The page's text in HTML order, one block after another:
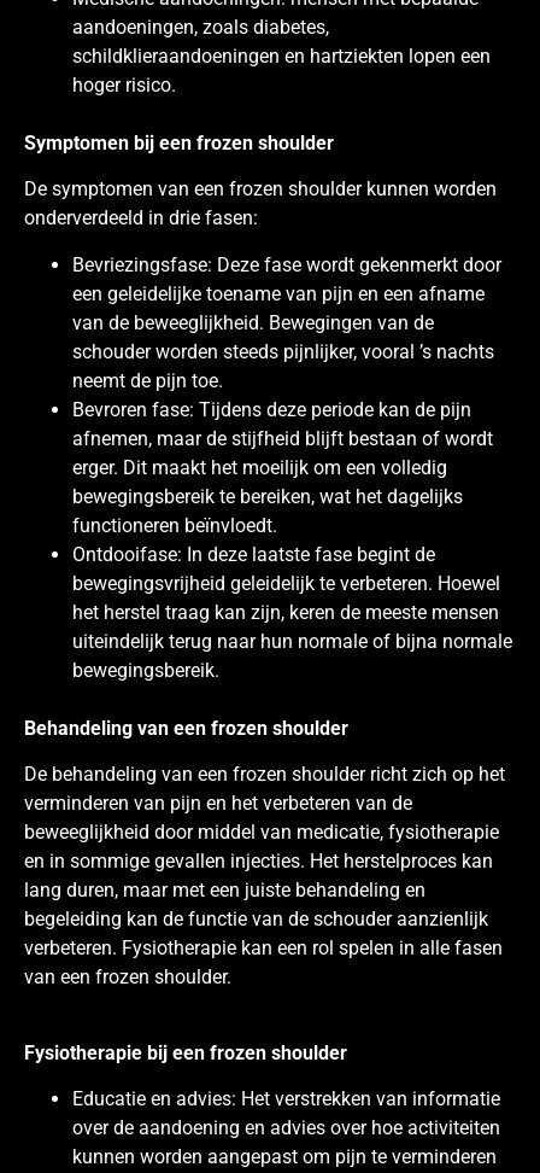
aandoeningen, zoals diabetes,
schildklieraandoeningen en hartziekten lopen een
hoger risico.
Symptomen bij een frozen shoulder
De symptomen van een frozen shoulder kunnen worden
onderverdeeld in drie fasen:
Bevriezingsfase: Deze fase wordt gekenmerkt door
een geleidelijke toename van pijn en een afname
van de beweeglijkheid. Bewegingen van de
schouder worden steeds pijnlijker, vooral ’s nachts
neemt de pijn toe.
Bevroren fase: Tijdens deze periode kan de pijn
afnemen, maar de stijfheid blijft bestaan of wordt
erger. Dit maakt het moeilijk om een volledig
bewegingsbereik te bereiken, wat het dagelijks
functioneren beïnvloedt.
Ontdooifase: In deze laatste fase begint de
bewegingsvrijheid geleidelijk te verbeteren. Hoewel
het herstel traag kan zijn, keren de meeste mensen
uiteindelijk terug naar hun normale of bijna normale
bewegingsbereik.
Behandeling van een frozen shoulder
De behandeling van een frozen shoulder richt zich op het
verminderen van pijn en het verbeteren van de
beweeglijkheid door middel van medicatie, fysiotherapie
en in sommige gevallen injecties. Het herstelproces kan
lang duren, maar met een juiste behandeling en
begeleiding kan de functie van de schouder aanzienlijk
verbeteren. Fysiotherapie kan een rol spelen in alle fasen
van een frozen shoulder.
Fysiotherapie bij een frozen shoulder
Educatie en advies: Het verstrekken van informatie
over de aandoening en advies over hoe activiteiten
kunnen worden aangepast om pijn te verminderen